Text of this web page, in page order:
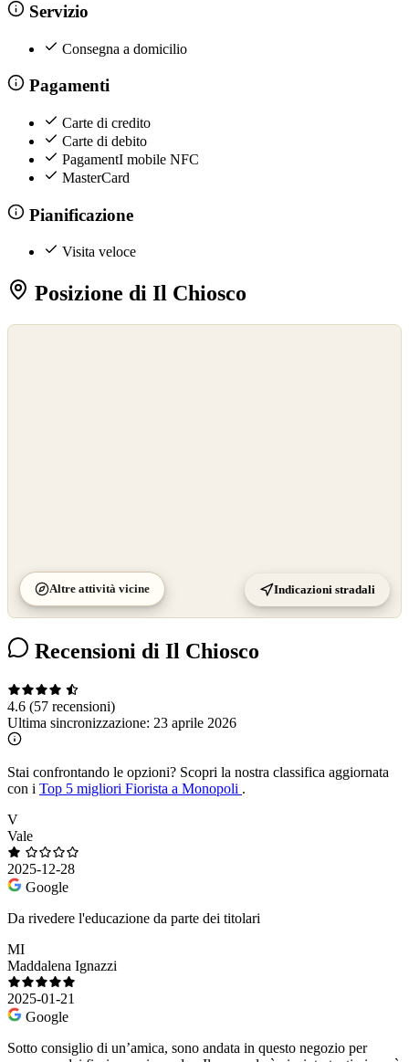
Servizio
Consegna a domicilio
Pagamenti
Carte di credito
Carte di debito
PagamentI mobile NFC
MasterCard
Pianificazione
Visita veloce
Posizione di Il Chiosco
Altre attività vicine Indicazioni stradali
Recensioni di Il Chiosco
4.6 (57 recensioni)
Ultima sincronizzazione: 23 aprile 2026
Stai confrontando le opzioni? Scopri la nostra classifica aggiornata
con i Top 5 migliori Fiorista a Monopoli .
V
Vale
2025-12-28
Google
Da rivedere l'educazione da parte dei titolari
MI
Maddalena Ignazzi
2025-01-21
Google
Sotto consiglio di un’amica, sono andata in questo negozio per